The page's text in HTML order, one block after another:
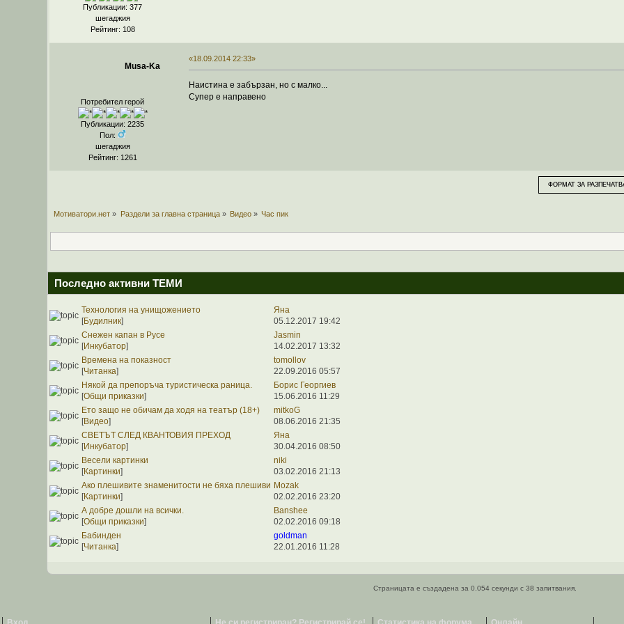
Публикации: 377
шегаджия
Рейтинг: 108
Musa-Ka
Потребител герой
Публикации: 2235
Пол:
шегаджия
Рейтинг: 1261
«18.09.2014 22:33»
Наистина е забързан, но с малко...
Супер е направено
ФОРМАТ ЗА
Мотиватори.нет » Раздели за главна страница» Видео » Час пик
Последно активни ТЕМИ
Технология на унищожението
[Будилник]
Яна
05.12.2017 19:42
Снежен капан в Русе
[Инкубатор]
Jasmin
14.02.2017 13:32
Времена на показност
[Читанка]
tomollov
22.09.2016 05:57
Някой да препоръча туристическа раница.
[Общи приказки]
Борис Георгиев
15.06.2016 11:29
Ето защо не обичам да ходя на театър (18+)
[Видео]
mitkoG
08.06.2016 21:35
СВЕТЪТ СЛЕД КВАНТОВИЯ ПРЕХОД
[Инкубатор]
Яна
30.04.2016 08:50
Весели картинки
[Картинки]
niki
03.02.2016 21:13
Ако плешивите знаменитости не бяха плешиви
[Картинки]
Mozak
02.02.2016 23:20
А добре дошли на всички.
[Общи приказки]
Banshee
02.02.2016 09:18
Бабинден
[Читанка]
goldman
22.01.2016 11:28
Страницата е създадена за 0.054 секунди с 38 запитвания.